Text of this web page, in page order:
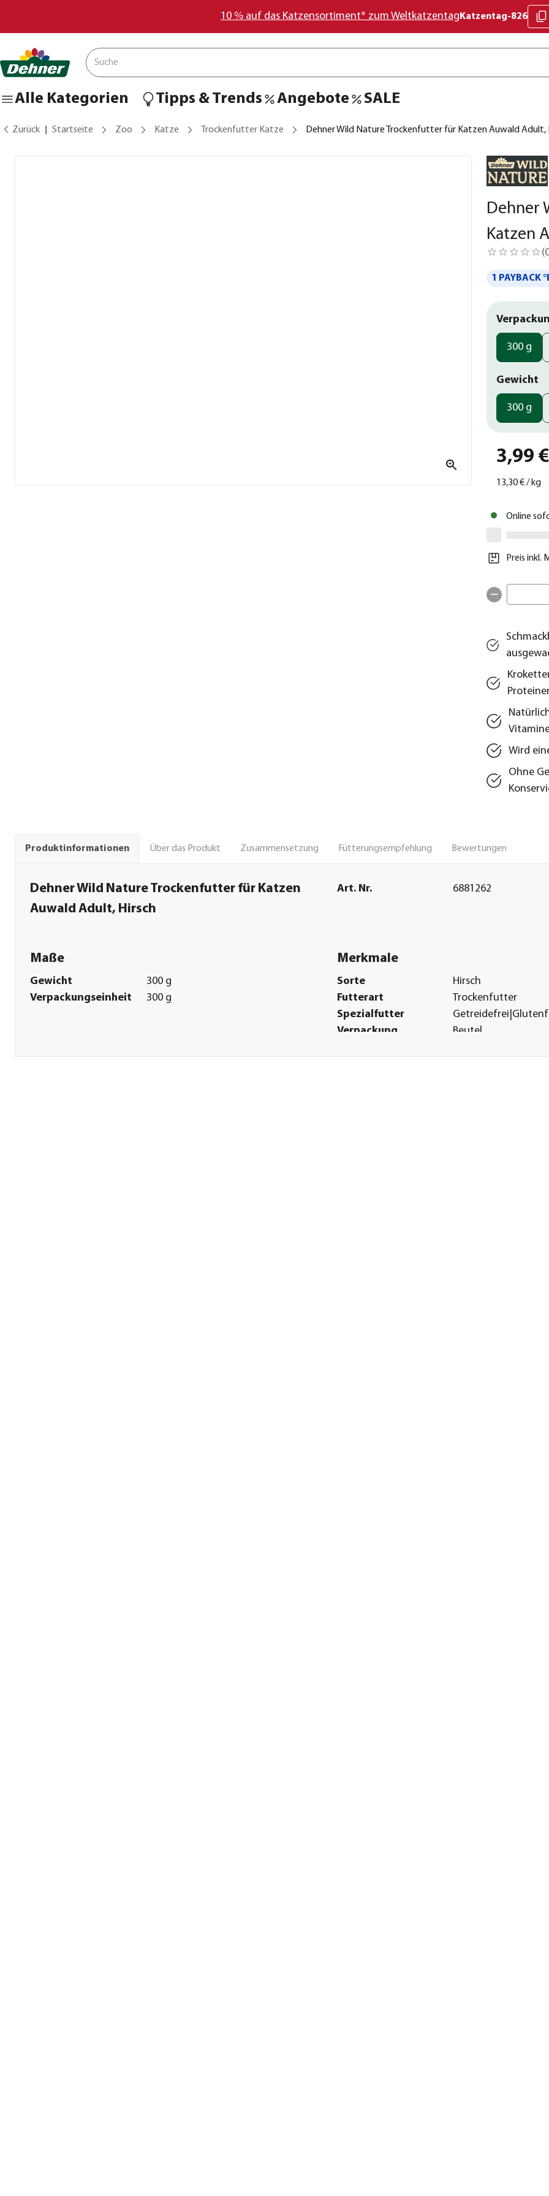
10 % auf das Katzensortiment* zum Weltkatzentag Katzentag-826
Alle Kategorien Tipps & Trends Angebote SALE
Zurück Startseite Zoo Katze Trockenfutter Katze Dehner Wild Nature Trockenfutter für Katzen Auwald Adult,
Dehner
Katzen
(
1 PAYBACK
300 g
Gewicht
300 g
3,99 €
13,30 €/ kg
Online
Preis inkl.
Wird
Ohne
Produktinformationen Über das Produkt Zusammensetzung Fütterungsempfehlung Bewertungen
Dehner Wild Nature Trockenfutter für Katzen
Auwald Adult, Hirsch
Art. Nr. 6881262
Maße
Gewicht
300 g
Verpackungseinheit
300 g
Merkmale
Sorte
Hirsch
Futterart
Trockenfutter
Spezialfutter
Verpackung
Beutel